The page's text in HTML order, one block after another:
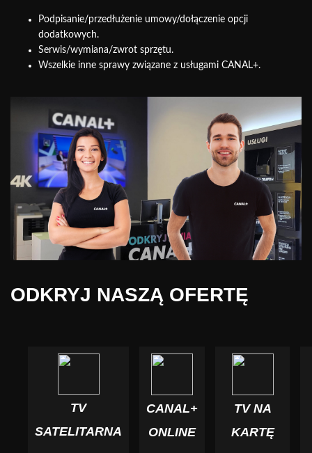
Podpisanie/przedłużenie umowy/dołączenie opcji
dodatkowych.
Serwis/wymiana/zwrot sprzętu.
Wszelkie inne sprawy związane z usługami CANAL+.
ODKRYJ NASZĄ OFERTĘ
TV
SATELITARNA
CANAL+
ONLINE
TV NA
KARTĘ